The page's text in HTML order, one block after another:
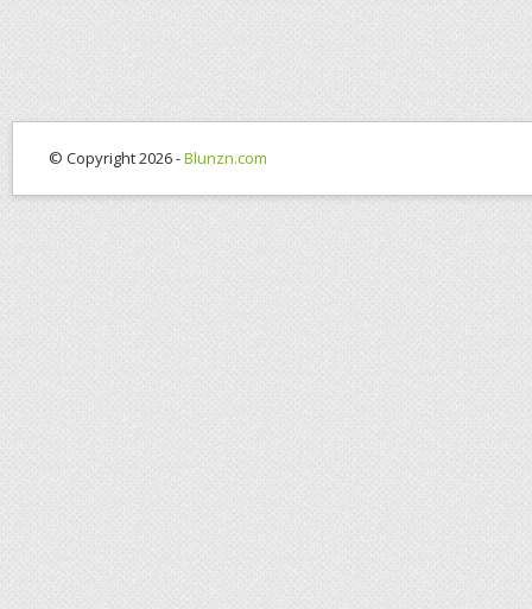
© Copyright 2026 -Blunzn.com